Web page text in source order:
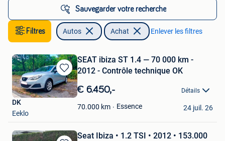
Sauvegarder votre recherche
Filtres Autos Achat Enlever les filtres
Sauvegarder
dans
Mes
SEAT ibiza ST 1.4 — 70 000 km -
2012 - Contrôle technique OK
€ 6.450,- Détails
70.000 km Essence
DK
Eeklo
24 juil. 26
Seat Ibiza • 1.2 TSI • 2012 • 153.000